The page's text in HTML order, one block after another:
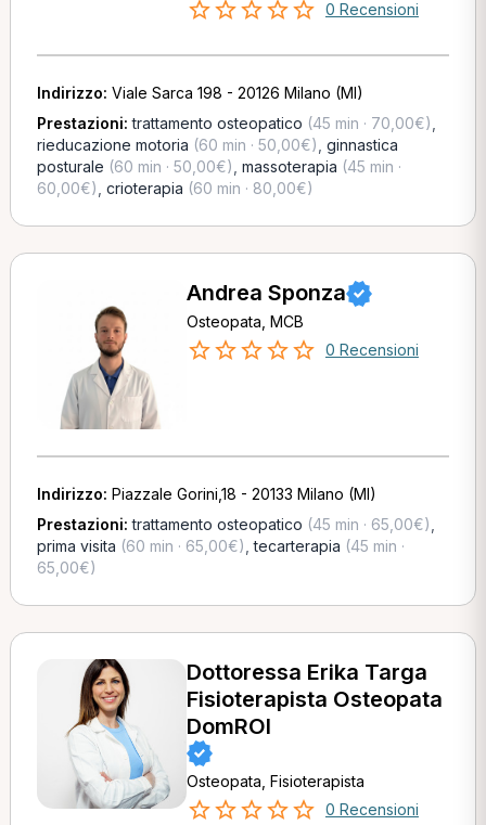
0 Recensioni
Indirizzo: Viale Sarca 198 - 20126 Milano (MI)
Prestazioni:trattamento osteopatico (45 min · 70,00€)
rieducazione motoria (60 min · 50,00€) ginnastica
posturale (60 min · 50,00€) massoterapia (45 min ·
60,00€) crioterapia (60 min · 80,00€)
Andrea Sponza
Osteopata, MCB
0 Recensioni
Indirizzo: Piazzale Gorini,18 - 20133 Milano (MI)
Prestazioni:trattamento osteopatico (45 min · 65,00€)
prima visita (60 min · 65,00€) ,tecarterapia (45 min ·
65,00€)
Dottoressa Erika Targa
Fisioterapista Osteopata
DomROI
Osteopata, Fisioterapista
0 Recensioni